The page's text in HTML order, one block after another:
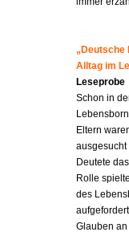
„Deutsche
Alltag im
Leseprobe
Schon in
Eltern
Deutete
Rolle
des
Glauben